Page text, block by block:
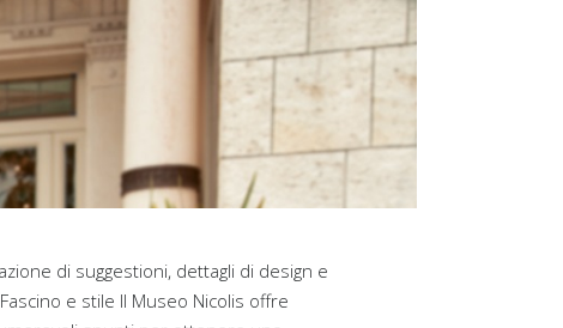
di suggestioni, dettagli di design e
e stile Il Museo Nicolis offre